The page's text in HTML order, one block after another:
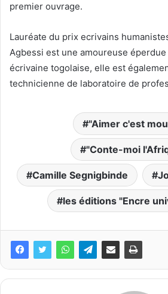
premier ouvrage.
Lauréate du prix ecrivains
Agbessi est une amoureuse
écrivaine togolaise, elle est
technicienne de laboratoire de
"Aimer c'est
"Conte-moi
Camille Segnigbinde
les éditions "Encre